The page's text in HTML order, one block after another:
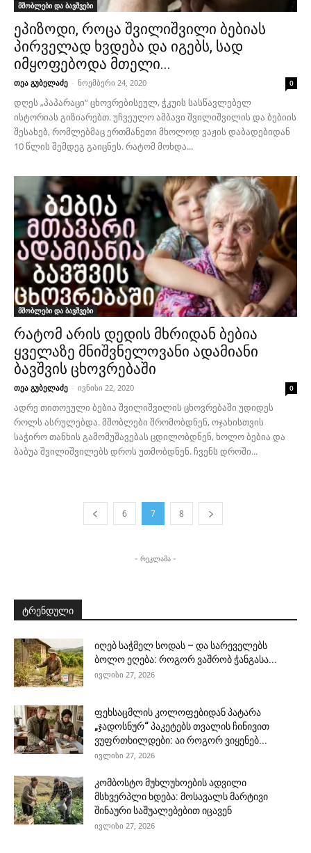
მშობლები და ბავშვები
ეპიზოდი, როცა შვილიშვილი ბებიას
პირველად ხვდება და იგებს, სად
იმყოფებოდა მთელი...
თეა გუბელაძე - ნოემბერი 24, 2020 0
დღეს „პაპარაცი“ ცხოვრებისეულ, ჭკუის სასწავლებელ
ისტორიას გიზიარებთ. უჩვეულო ამბავი შვილიშვილის და ბებიის
შესახებ, რომლებმაც ერთმანეთი მხოლოდ ვაჟის დაბადებიდან
10 წლის შემდეგ გაიცნეს. რატომ მოხდა...
მშობლები და ბავშვები
რატომ არის დედის მხრიდან ბებია
ყველაზე მნიშვნელოვანი ადამიანი
ბავშვის ცხოვრებაში
თეა გუბელაძე - ივნისი 22, 2020 0
ადრე თითოეული ბებია შვილიშვილის ცხოვრებაში უდიდეს
როლს ასრულებდა. მშობლები შრომობდნენ, ოჯახისთვის
საჭირო თანხის გამომუშავებას ცდილობდნენ, ხოლო ბებია და
ბაბუა შვილიშვილებს დროს უთმობდნენ. ჩვენს დროში...
6 7 8
- რეკლამა -
ტრენდული
იღებ საჭმელ სოდას – და სარეველებს
ბოლო ეღება: როგორ ვაშრობ ჭანგასა...
ივლისი 27, 2026
ფეხსაცმლის კოლოფებიდან პატარა
„ჯადოსნურ“ პაკეტებს თვალის ჩინივით
ვუფრთხილდები: აი როგორ ვიყენებ...
ივლისი 27, 2026
კომბოსტო მუხლუხოების ადვილი
მსხვერპლი ხდება: მოსავალს მარტივი
შინაური საშუალებებით იცავენ
ივლისი 27, 2026